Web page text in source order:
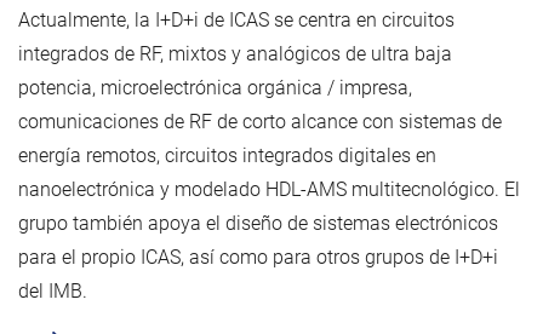
Actualmente, la I+D+i de ICAS se centra en circuitos
integrados de RF, mixtos y analógicos de ultra baja
potencia, microelectrónica orgánica / impresa,
comunicaciones de RF de corto alcance con sistemas de
energía remotos, circuitos integrados digitales en
nanoelectrónica y modelado HDL-AMS multitecnológico. El
grupo también apoya el diseño de sistemas electrónicos
para el propio ICAS, así como para otros grupos de I+D+i
del IMB.